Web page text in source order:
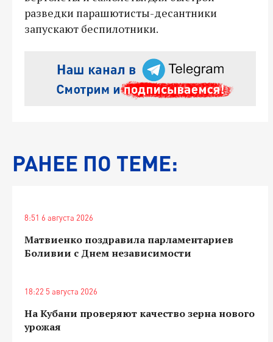
разведки парашютисты-десантники
запускают беспилотники.
РАНЕЕ ПО ТЕМЕ:
8:51 6 августа 2026
Матвиенко поздравила парламентариев
Боливии с Днем независимости
18:22 5 августа 2026
На Кубани проверяют качество зерна нового
урожая